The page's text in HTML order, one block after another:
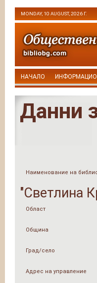
MONDAY, 10 AUGUST, 2026 Г.
НАЧАЛО
Данни
Наименование на
"Светлина
Област
Община
Град/село
Адрес на управление